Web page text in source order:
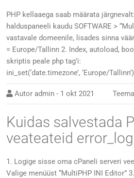
PHP kellaaega saab määrata
halduspaneeli kaudu SOFTWARE >
vastavale domeenile, lisades sinna
= Europe/Tallinn 2. Index, autoload,
skriptis peale php tag’i:
ini_set(‘date.timezone’, ‘Europe/
Autor admin - 1 okt 2021
Kuidas salvestada
veateateid
1. Logige sisse oma cPaneli serveri
Valige menüüst “MultiPHP INI Editor”